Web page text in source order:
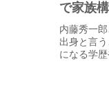
で家族
内藤秀一
出身と言
になる学